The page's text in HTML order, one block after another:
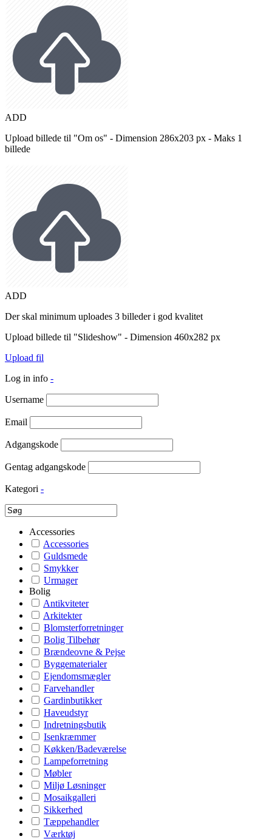
ADD
Upload billede til "Om os" - Dimension 286x203 px - Maks 1
billede
ADD
Der skal minimum uploades 3 billeder i god kvalitet
Upload billede til "Slideshow" - Dimension 460x282 px
Upload fil
Log in info -
Username
Email
Adgangskode
Gentag adgangskode
Kategori -
Accessories
Accessories
Guldsmede
Smykker
Urmager
Bolig
Antikviteter
Arkitekter
Blomsterforretninger
Bolig Tilbehør
Brændeovne & Pejse
Byggematerialer
Ejendomsmægler
Farvehandler
Gardinbutikker
Haveudstyr
Indretningsbutik
Isenkræmmer
Køkken/Badeværelse
Lampeforretning
Møbler
Miljø Løsninger
Mosaikgalleri
Sikkerhed
Tæppehandler
Værktøj